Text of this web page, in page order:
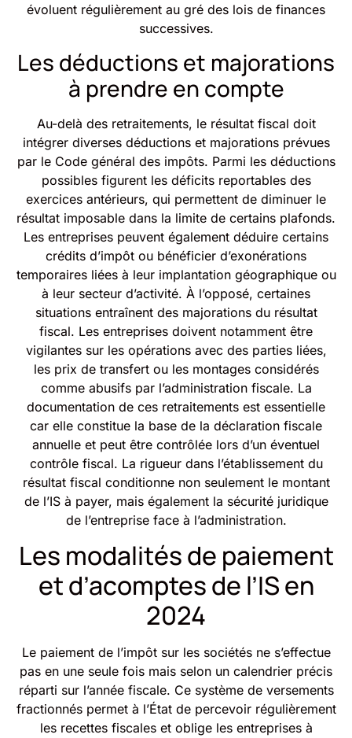
évoluent régulièrement au gré des lois de finances
successives.
Les déductions et majorations
à prendre en compte
Au-delà des retraitements, le résultat fiscal doit
intégrer diverses déductions et majorations prévues
par le Code général des impôts. Parmi les déductions
possibles figurent les déficits reportables des
exercices antérieurs, qui permettent de diminuer le
résultat imposable dans la limite de certains plafonds.
Les entreprises peuvent également déduire certains
crédits d’impôt ou bénéficier d’exonérations
temporaires liées à leur implantation géographique ou
à leur secteur d’activité. À l’opposé, certaines
situations entraînent des majorations du résultat
fiscal. Les entreprises doivent notamment être
vigilantes sur les opérations avec des parties liées,
les prix de transfert ou les montages considérés
comme abusifs par l’administration fiscale. La
documentation de ces retraitements est essentielle
car elle constitue la base de la déclaration fiscale
annuelle et peut être contrôlée lors d’un éventuel
contrôle fiscal. La rigueur dans l’établissement du
résultat fiscal conditionne non seulement le montant
de l’IS à payer, mais également la sécurité juridique
de l’entreprise face à l’administration.
Les modalités de paiement
et d’acomptes de l’IS en
2024
Le paiement de l’impôt sur les sociétés ne s’effectue
pas en une seule fois mais selon un calendrier précis
réparti sur l’année fiscale. Ce système de versements
fractionnés permet à l’État de percevoir régulièrement
les recettes fiscales et oblige les entreprises à